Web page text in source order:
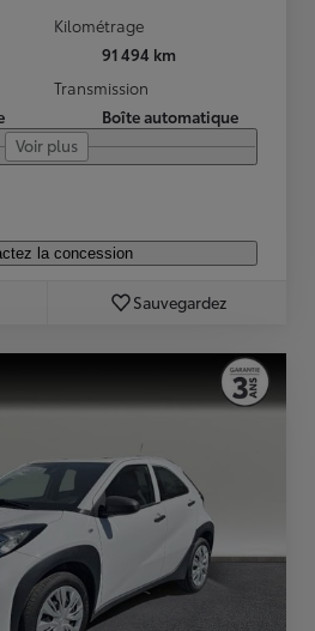
Kilométrage
91 494 km
Transmission
Boîte automatique
Voir plus
la concession
Sauvegardez